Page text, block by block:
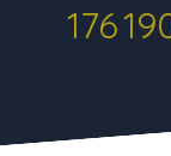
176